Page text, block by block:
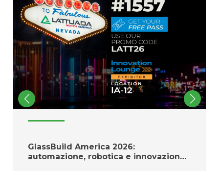
GlassBuild America 2026:
automazione, robotica e innovazione